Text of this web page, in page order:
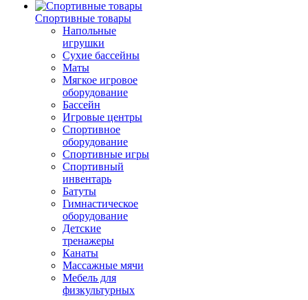
Спортивные товары
Напольные
игрушки
Сухие бассейны
Маты
Мягкое игровое
оборудование
Бассейн
Игровые центры
Спортивное
оборудование
Спортивные игры
Спортивный
инвентарь
Батуты
Гимнастическое
оборудование
Детские
тренажеры
Канаты
Массажные мячи
Мебель для
физкультурных